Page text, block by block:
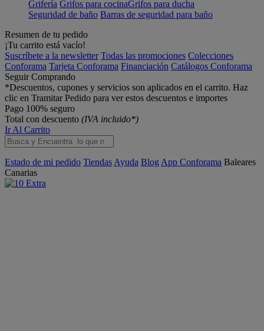
Grifería Grifos para cocinaGrifos para ducha
Seguridad de baño Barras de seguridad para baño
Resumen de tu pedido
¡Tu carrito está vacío!
Suscríbete a la newsletter Todas las promociones Colecciones
Conforama Tarjeta Conforama Financiación Catálogos Conforama
Seguir Comprando
*Descuentos, cupones y servicios son aplicados en el carrito. Haz
clic en Tramitar Pedido para ver estos descuentos e importes
Pago 100% seguro
Total con descuento (IVA incluido*)
Ir Al Carrito
Estado de mi pedido Tiendas Ayuda Blog App Conforama Baleares
Canarias